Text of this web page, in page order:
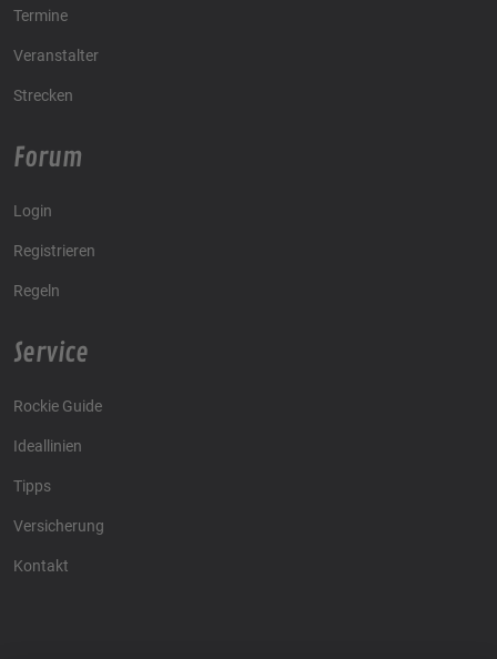
Termine
Veranstalter
Strecken
Forum
Login
Registrieren
Regeln
Service
Rockie Guide
Ideallinien
Tipps
Versicherung
Kontakt